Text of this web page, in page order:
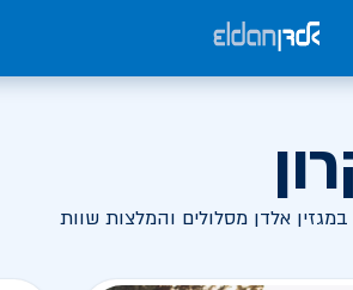
אלדן מסלולים והמלצות שוות